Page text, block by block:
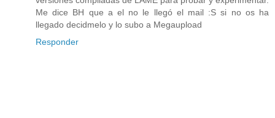
Me dice BH que a el no le llegó el mail :S si no os ha
llegado decidmelo y lo subo a Megaupload
Responder